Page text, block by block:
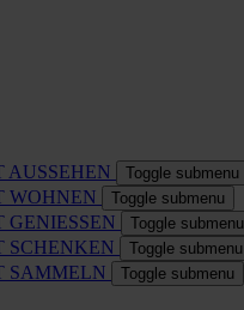
AUSSEHEN Toggle submenu
WOHNEN Toggle submenu
GENIESSEN Toggle submenu
SCHENKEN Toggle submenu
SAMMELN Toggle submenu